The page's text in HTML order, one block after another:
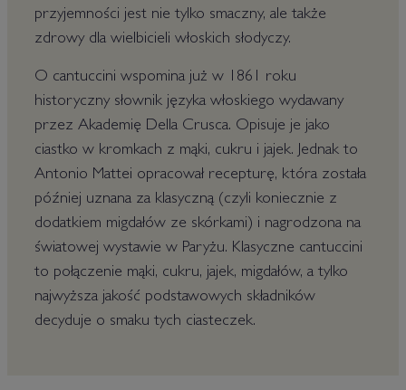
przyjemności jest nie tylko smaczny, ale także
zdrowy dla wielbicieli włoskich słodyczy.
O cantuccini wspomina już w 1861 roku
historyczny słownik języka włoskiego wydawany
przez Akademię Della Crusca. Opisuje je jako
ciastko w kromkach z mąki, cukru i jajek. Jednak to
Antonio Mattei opracował recepturę, która została
później uznana za klasyczną (czyli koniecznie z
dodatkiem migdałów ze skórkami) i nagrodzona na
światowej wystawie w Paryżu. Klasyczne cantuccini
to połączenie mąki, cukru, jajek, migdałów, a tylko
najwyższa jakość podstawowych składników
decyduje o smaku tych ciasteczek.